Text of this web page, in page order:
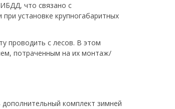
что связано с
установке крупногабаритных
проводить с лесов. В этом
потраченным на их монтаж/
комплект зимней